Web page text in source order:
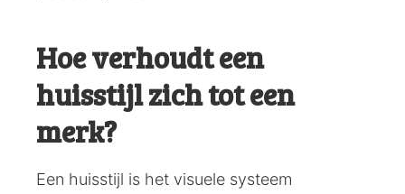
Hoe verhoudt een
huisstijl zich tot een
merk?
Een huisstijl is het visuele systeem